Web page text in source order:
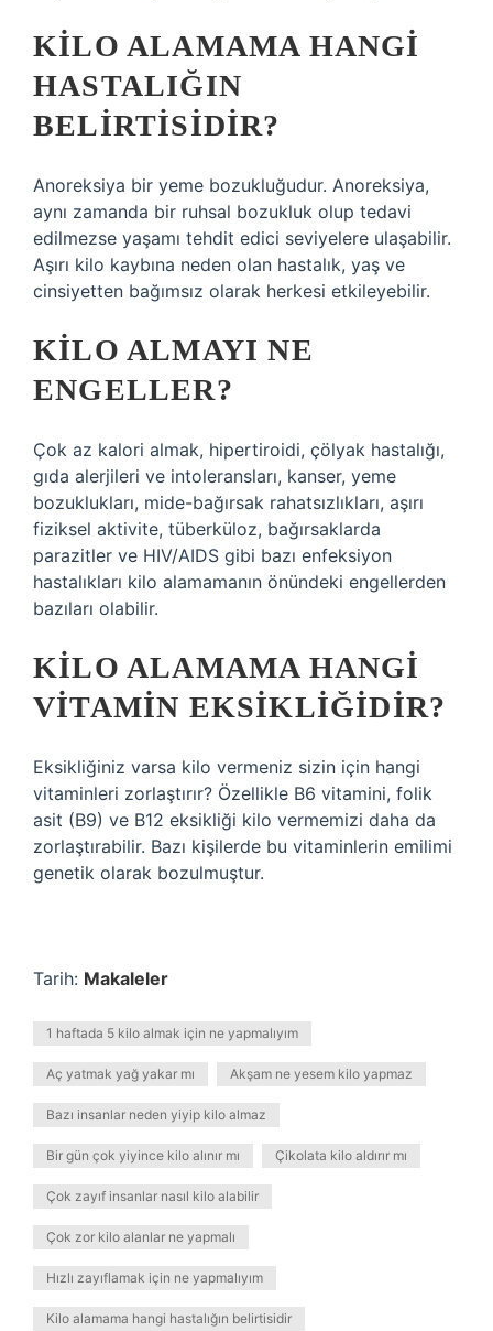
KILO ALAMAMA HANGI
HASTALIĞIN
BELIRTISIDIR?
Anoreksiya bir yeme bozukluğudur. Anoreksiya,
aynı zamanda bir ruhsal bozukluk olup tedavi
edilmezse yaşamı tehdit edici seviyelere ulaşabilir.
Aşırı kilo kaybına neden olan hastalık, yaş ve
cinsiyetten bağımsız olarak herkesi etkileyebilir.
KILO ALMAYI NE
ENGELLER?
Çok az kalori almak, hipertiroidi, çölyak hastalığı,
gıda alerjileri ve intoleransları, kanser, yeme
bozuklukları, mide-bağırsak rahatsızlıkları, aşırı
fiziksel aktivite, tüberküloz, bağırsaklarda
parazitler ve HIV/AIDS gibi bazı enfeksiyon
hastalıkları kilo alamamanın önündeki engellerden
bazıları olabilir.
KILO ALAMAMA HANGI
VITAMIN EKSIKLIĞIDIR?
Eksikliğiniz varsa kilo vermeniz sizin için hangi
vitaminleri zorlaştırır? Özellikle B6 vitamini, folik
asit (B9) ve B12 eksikliği kilo vermemizi daha da
zorlaştırabilir. Bazı kişilerde bu vitaminlerin emilimi
genetik olarak bozulmuştur.
Tarih: Makaleler
1 haftada 5 kilo almak için ne yapmalıyım
Aç yatmak yağ yakar mı Akşam ne yesem kilo yapmaz
Bazı insanlar neden yiyip kilo almaz
Bir gün çok yiyince kilo alınır mı Çikolata kilo aldırır mı
Çok zayıf insanlar nasıl kilo alabilir
Çok zor kilo alanlar ne yapmalı
Hızlı zayıflamak için ne yapmalıyım
Kilo alamama hangi hastalığın belirtisidir